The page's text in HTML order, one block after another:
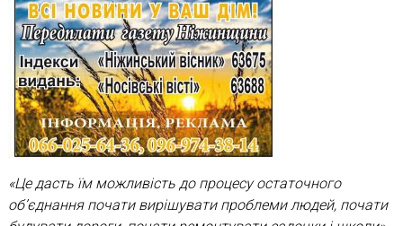
«Це дасть їм можливість до процесу остаточного
об’єднання почати вирішувати проблеми людей, почати